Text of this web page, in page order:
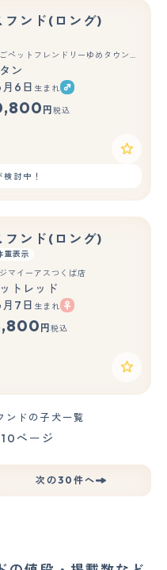
フンド(ロング)
もっと見る
ひごペットフレンドリーゆめタウン徳島店
ン
6日 生まれ
円 税込
検討中！
フンド(ロング)
重表示
もっと見る
マイーアスつくば店
トレッド
7日 生まれ
円 税込
ンドの子犬一覧
ページ
次の30件へ